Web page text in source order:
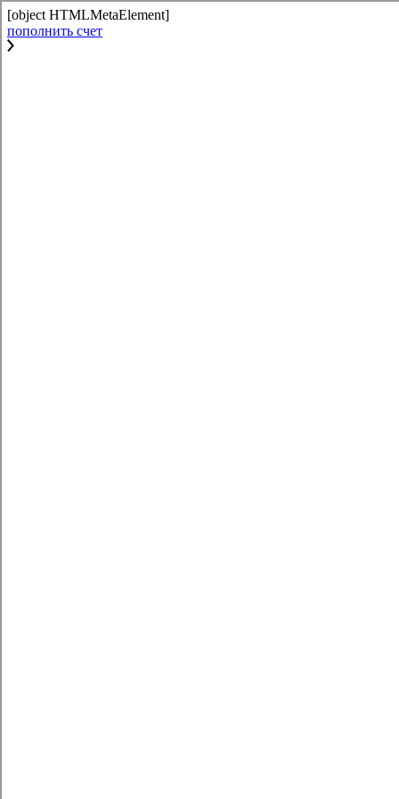
[object HTMLMetaElement]
пополнить счет